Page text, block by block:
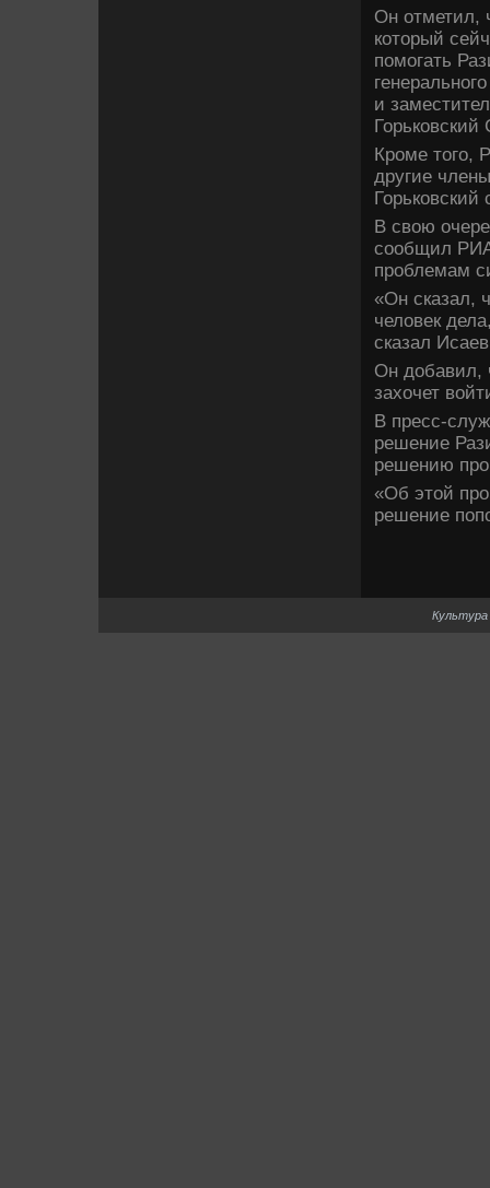
Он отметил,
который
помогать
и
Горьковский
Кроме того,
другие
В свою
сообщил РИА
проблемам
«Он сказал,
челове­к
сказал
Он добавил,
захочет
В пресс-
решение
решению
«Об этой
решение
Культура